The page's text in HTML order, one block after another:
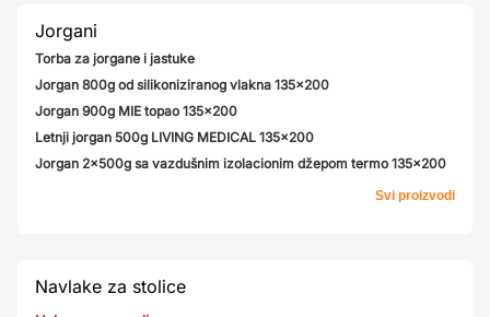
Jorgani
Torba za jorgane i jastuke
Jorgan 800g od silikoniziranog vlakna 135x200
Jorgan 900g MIE topao 135x200
Letnji jorgan 500g LIVING MEDICAL 135x200
Jorgan 2x500g sa vazdušnim izolacionim džepom termo 135x200
Svi proizvodi
Navlake za stolice